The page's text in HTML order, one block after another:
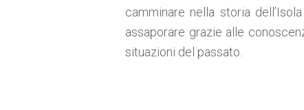
camminare nella storia
assaporare grazie alle
situazioni del passato.